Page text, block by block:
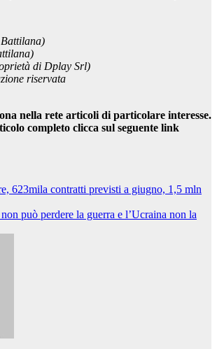
di Dplay Srl)
riservata
nella rete articoli di particolare interesse.
completo clicca sul seguente link
623mila contratti previsti a giugno, 1,5 mln
può perdere la guerra e l’Ucraina non la